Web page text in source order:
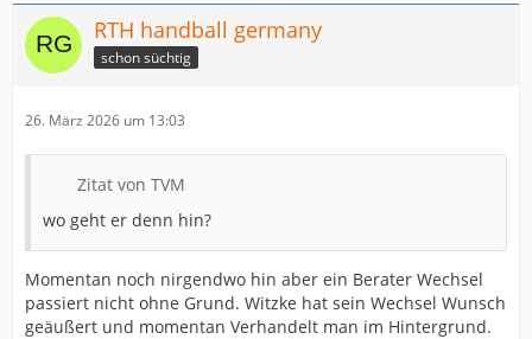
RTH handball germany
schon süchtig
26. März 2026 um 13:03
Zitat von TVM
wo geht er denn hin?
Momentan noch nirgendwo hin aber ein Berater Wechsel
passiert nicht ohne Grund. Witzke hat sein Wechsel Wunsch
geäußert und momentan Verhandelt man im Hintergrund.